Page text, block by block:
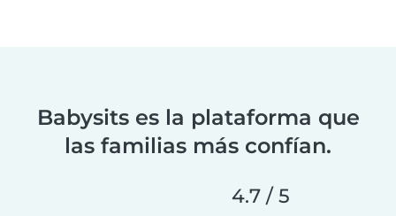
Babysits es la plataforma que
las familias más confían.
4.7 / 5